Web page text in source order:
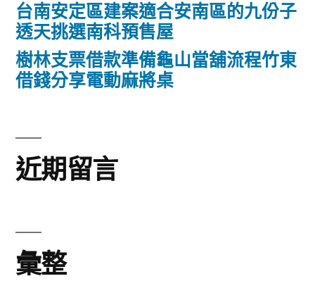
台南安定區建案適合安南區的九份子
透天挑選南科預售屋
樹林支票借款準備龜山當舖流程竹東
借錢分享電動麻將桌
近期留言
彙整